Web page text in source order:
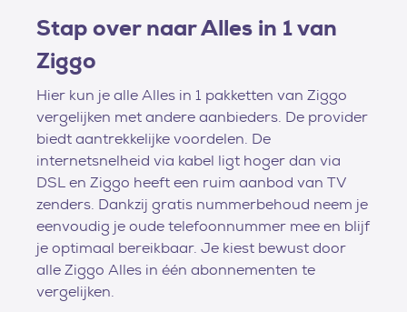
Stap over naar Alles in 1 van
Ziggo
Hier kun je alle Alles in 1 pakketten van Ziggo
vergelijken met andere aanbieders. De provider
biedt aantrekkelijke voordelen. De
internetsnelheid via kabel ligt hoger dan via
DSL en Ziggo heeft een ruim aanbod van TV
zenders. Dankzij gratis nummerbehoud neem je
eenvoudig je oude telefoonnummer mee en blijf
je optimaal bereikbaar. Je kiest bewust door
alle Ziggo Alles in één abonnementen te
vergelijken.